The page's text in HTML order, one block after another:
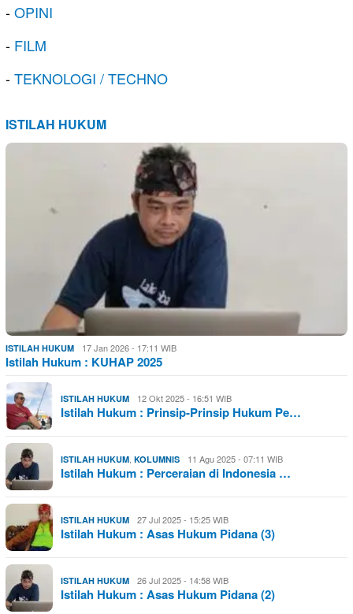
-OPINI
- FILM
-TEKNOLOGI / TECHNO
ISTILAH HUKUM
ISTILAH HUKUM 17 Jan 2026 - 17:11 WIB
Istilah Hukum : KUHAP 2025
ISTILAH HUKUM 12 Okt 2025 - 16:51 WIB
Istilah Hukum : Prinsip-Prinsip Hukum Pe…
ISTILAH HUKUM, KOLUMNIS 11 Agu 2025 - 07:11 WIB
Istilah Hukum : Perceraian di Indonesia …
ISTILAH HUKUM 27 Jul 2025 - 15:25 WIB
Istilah Hukum : Asas Hukum Pidana (3)
ISTILAH HUKUM 26 Jul 2025 - 14:58 WIB
Istilah Hukum : Asas Hukum Pidana (2)